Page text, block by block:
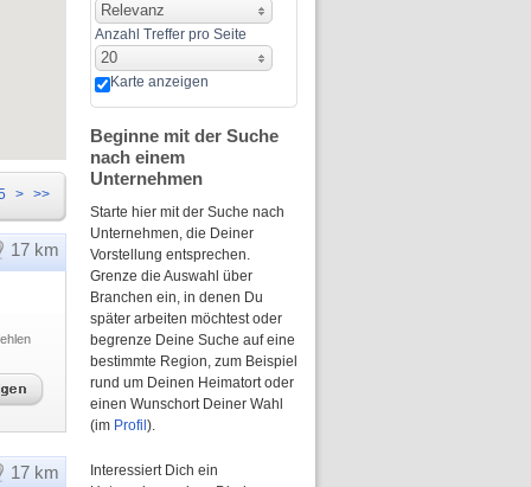
> >>
17 km
17 km
Relevanz
Anzahl Treffer pro Seite
20
Karte anzeigen
Beginne mit der Suche
nach einem
Unternehmen
Starte hier mit der Suche nach
Unternehmen, die Deiner
Vorstellung entsprechen.
Grenze die Auswahl über
Branchen ein, in denen Du
später arbeiten möchtest oder
begrenze Deine Suche auf eine
bestimmte Region, zum Beispiel
rund um Deinen Heimatort oder
einen Wunschort Deiner Wahl
(im Profil ).
Interessiert Dich ein